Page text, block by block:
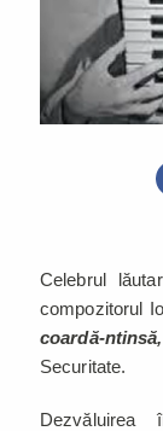
Celebrul
compozitorul
coardă-
Securitate.
Dezvăluirea